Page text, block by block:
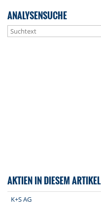
ANALYSENSUCHE
AKTIEN IN DIESEM ARTIKEL
K+S AG